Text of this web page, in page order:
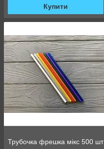
Купити
Трубочка фрешка мікс 500 шт